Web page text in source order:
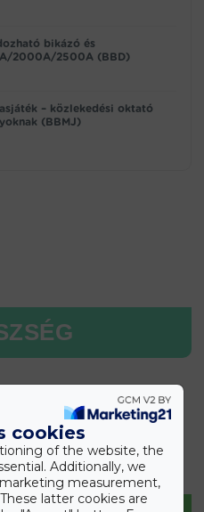
bikázó és
2000A/2500A (BBD)
– közlekedési oktató
(BBMJ)
cookies
of the website, the
Additionally, we
measurement,
latter cookies are